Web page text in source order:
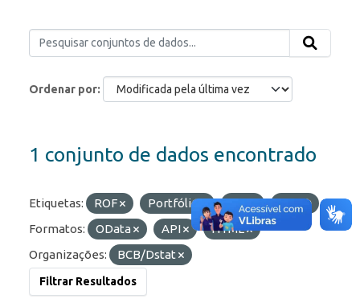
Ordenar por
1 conjunto de dados encontrado
Etiquetas: ROF Portfólio IED
RDE
Formatos:
OData API
HTML
Organizações:
BCB/Dstat
Filtrar Resultados